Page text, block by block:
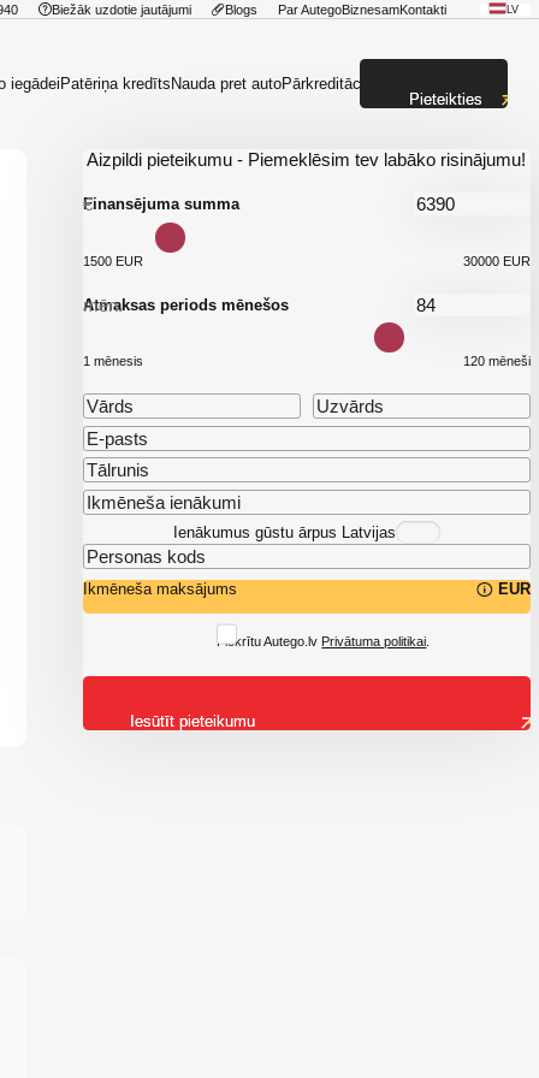
Biežāk uzdotie jautājumi Blogs Par AutegoBiznesamKontakti LV
iegādeiPatēriņa kredītsNauda pret autoPārkreditācija
Aizpildi pieteikumu - Piemeklēsim tev labāko risinājumu!
Finansējuma summa
€
1500 EUR 30000 EUR
Atmaksas periods mēnešos
mēn.
1 mēnesis 120 mēneši
Ienākumus gūstu ārpus Latvijas
Ikmēneša maksājums EUR
Piekrītu Autego.lv Privātuma politikai